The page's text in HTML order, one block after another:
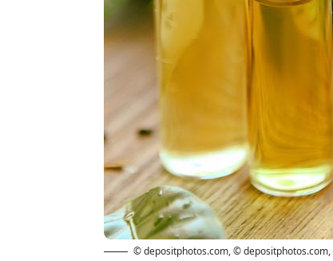
© depositphotos.com,© depositphotos.com,